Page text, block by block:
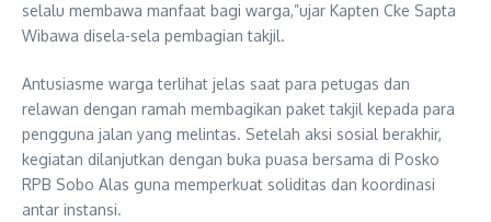
selalu membawa manfaat bagi warga,”ujar Kapten Cke Sapta
Wibawa disela-sela pembagian takjil.
Antusiasme warga terlihat jelas saat para petugas dan
relawan dengan ramah membagikan paket takjil kepada para
pengguna jalan yang melintas. Setelah aksi sosial berakhir,
kegiatan dilanjutkan dengan buka puasa bersama di Posko
RPB Sobo Alas guna memperkuat soliditas dan koordinasi
antar instansi.